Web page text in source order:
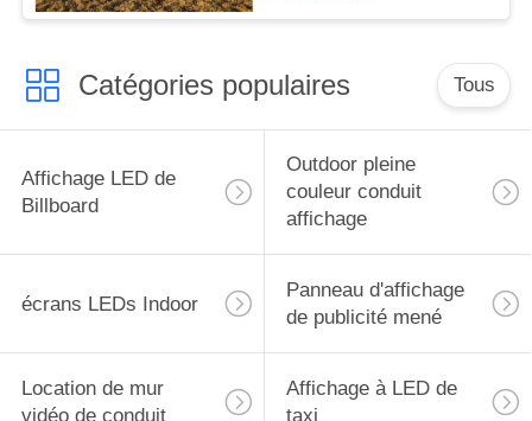
Catégories populaires Tous
Affichage LED de
Billboard
Outdoor pleine
couleur conduit
affichage
écrans LEDs Indoor
Panneau d'affichage
de publicité mené
Location de mur
vidéo de conduit
Affichage à LED de
taxi